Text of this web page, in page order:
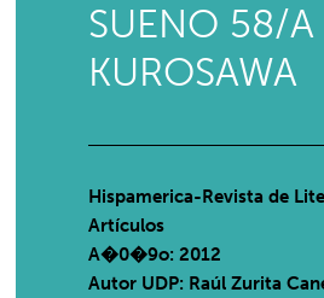
SUENO 58/A
KUROSAWA
Hispamerica-Revista de
Artículos
A�0�9o: 2012
Autor UDP: Raúl Zurita